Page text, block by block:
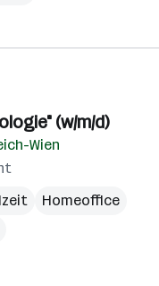
(w/m/d)
Wien
Homeoffice